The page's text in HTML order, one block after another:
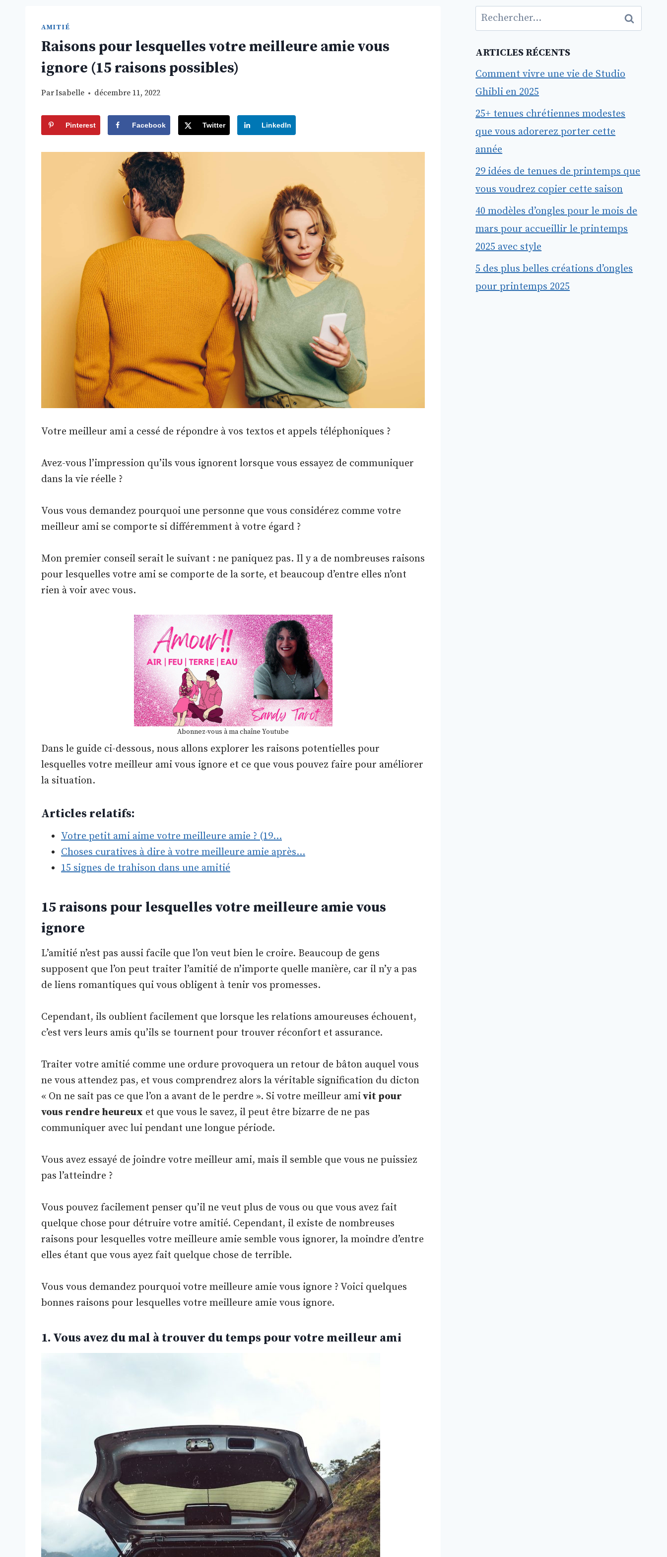
AMITIÉ
Raisons pour lesquelles votre meilleure amie vous
ignore (15 raisons possibles)
ParIsabelle décembre 11, 2022
Pinterest Facebook Twitter LinkedIn
Votre meilleur ami a cessé de répondre à vos textos et appels téléphoniques ?
Avez-vous l’impression qu’ils vous ignorent lorsque vous essayez de communiquer
dans la vie réelle ?
Vous vous demandez pourquoi une personne que vous considérez comme votre
meilleur ami se comporte si différemment à votre égard ?
Mon premier conseil serait le suivant : ne paniquez pas. Il y a de nombreuses raisons
pour lesquelles votre ami se comporte de la sorte, et beaucoup d’entre elles n’ont
rien à voir avec vous.
Abonnez-vous à ma chaîne Youtube
Dans le guide ci-dessous, nous allons explorer les raisons potentielles pour
lesquelles votre meilleur ami vous ignore et ce que vous pouvez faire pour améliorer
la situation.
Articles relatifs:
Votre petit ami aime votre meilleure amie ? (19…
Choses curatives à dire à votre meilleure amie après…
15 signes de trahison dans une amitié
15 raisons pour lesquelles votre meilleure amie vous
ignore
L’amitié n’est pas aussi facile que l’on veut bien le croire. Beaucoup de gens
supposent que l’on peut traiter l’amitié de n’importe quelle manière, car il n’y a pas
de liens romantiques qui vous obligent à tenir vos promesses.
Cependant, ils oublient facilement que lorsque les relations amoureuses échouent,
c’est vers leurs amis qu’ils se tournent pour trouver réconfort et assurance.
Traiter votre amitié comme une ordure provoquera un retour de bâton auquel vous
ne vous attendez pas, et vous comprendrez alors la véritable signification du dicton
« On ne sait pas ce que l’on a avant de le perdre ». Si votre meilleur amivit pour
vous rendre heureux et que vous le savez, il peut être bizarre de ne pas
communiquer avec lui pendant une longue période.
Vous avez essayé de joindre votre meilleur ami, mais il semble que vous ne puissiez
pas l’atteindre ?
Vous pouvez facilement penser qu’il ne veut plus de vous ou que vous avez fait
quelque chose pour détruire votre amitié. Cependant, il existe de nombreuses
raisons pour lesquelles votre meilleure amie semble vous ignorer, la moindre d’entre
elles étant que vous ayez fait quelque chose de terrible.
Vous vous demandez pourquoi votre meilleure amie vous ignore ? Voici quelques
bonnes raisons pour lesquelles votre meilleure amie vous ignore.
1. Vous avez du mal à trouver du temps pour votre meilleur ami
Rechercher :
ARTICLES RÉCENTS
Comment vivre une vie de Studio
Ghibli en 2025
25+ tenues chrétiennes modestes
que vous adorerez porter cette
année
29 idées de tenues de printemps que
vous voudrez copier cette saison
40 modèles d’ongles pour le mois de
mars pour accueillir le printemps
2025 avec style
5 des plus belles créations d’ongles
pour printemps 2025